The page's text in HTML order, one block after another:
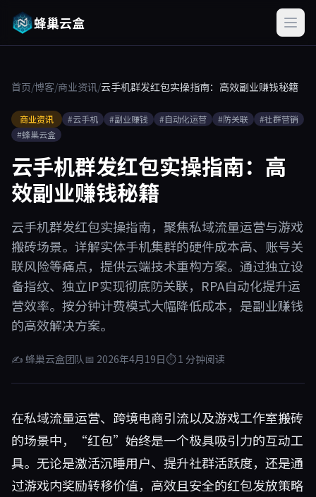
蜂巢云盒
首页/博客/商业资讯/云手机群发红包实操指南：高效副业赚钱秘籍
商业资讯 #云手机 #副业赚钱 #自动化运营 #防关联
#社群营销
#蜂巢云盒
云手机群发红包实操指南：高
效副业赚钱秘籍
云手机群发红包实操指南，聚焦私域流量运营与游戏
搬砖场景。详解实体手机集群的硬件成本高、账号关
联风险等痛点，提供云端技术重构方案。通过独立设
备指纹、独立IP实现彻底防关联，RPA自动化提升运
营效率。按分钟计费模式大幅降低成本，是副业赚钱
的高效解决方案。
✍ 蜂巢云盒团队📅 2026年4月19日⏱ 1 分钟阅读
在私域流量运营、跨境电商引流以及游戏工作室搬砖
的场景中，“红包”始终是一个极具吸引力的互动工
具。无论是激活沉睡用户、提升社群活跃度，还是通
过游戏内奖励转移价值，高效且安全的红包发放策略